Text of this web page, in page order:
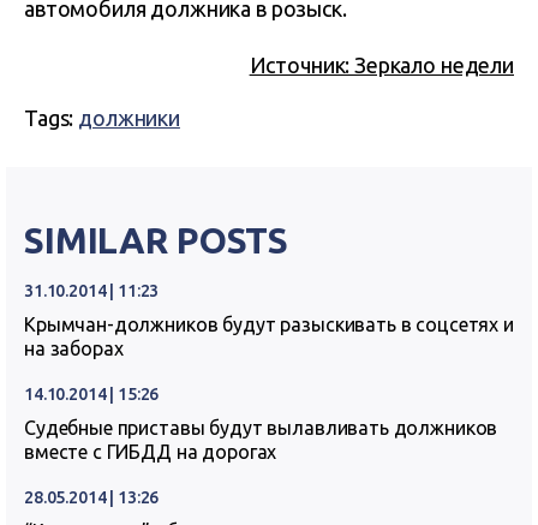
автомобиля должника в розыск.
Источник: Зеркало недели
Tags: должники
SIMILAR POSTS
31.10.2014 | 11:23
Крымчан-должников будут разыскивать в соцсетях и
на заборах
14.10.2014 | 15:26
Судебные приставы будут вылавливать должников
вместе с ГИБДД на дорогах
28.05.2014 | 13:26